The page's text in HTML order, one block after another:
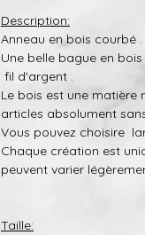
Description:
Anneau en bois courbé .
Une belle bague en
fil d'argent .
Le bois est une matière
articles absolument
Vous pouvez choisire
Chaque création est
peuvent varier légèrem
Taille: